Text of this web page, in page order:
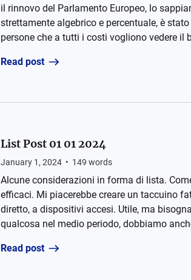
il rinnovo del Parlamento Europeo, lo
strettamente algebrico e percentuale, è
persone che a tutti i costi vogliono vedere il
Read post
List Post 01 01 2024
January 1, 2024 • 149 words
Alcune considerazioni in forma di lista.
efficaci. Mi piacerebbe creare un taccuino
diretto, a dispositivi accesi. Utile, ma
qualcosa nel medio periodo, dobbiamo
Read post